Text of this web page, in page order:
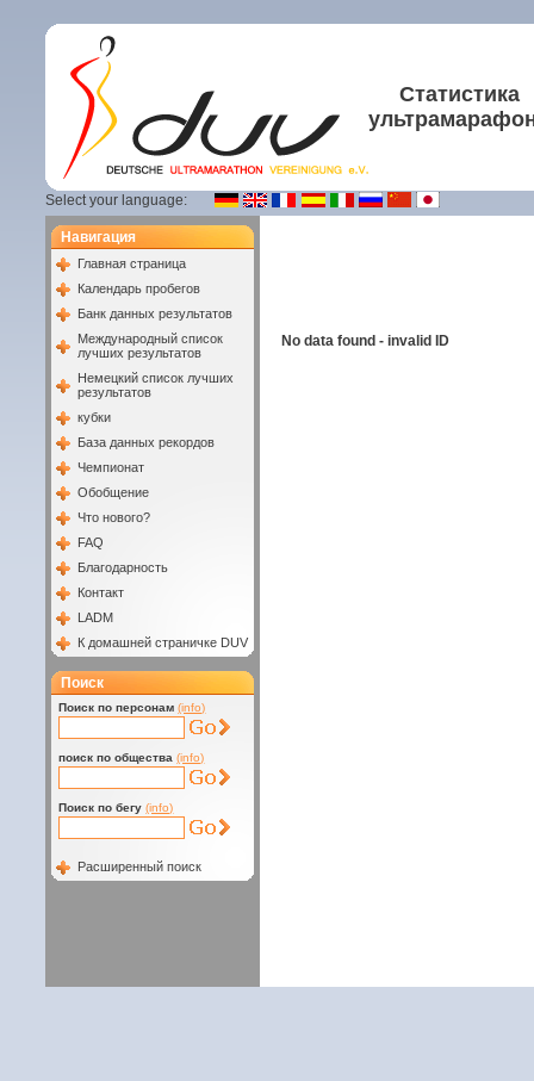
Статистика
Select your language:
Навигация
Главная страница
Календарь пробегов
Банк данных результатов
Международный список
лучших результатов
Немецкий список лучших
результатов
кубки
База данных рекордов
Чемпионат
Обобщение
Что нового?
FAQ
Благодарность
Контакт
LADM
К домашней страничке DUV
Поиск
Поиск по персонам (info)
поиск по общества (info)
Поиск по бегу (info)
Расширенный поиск
No data found - invalid ID